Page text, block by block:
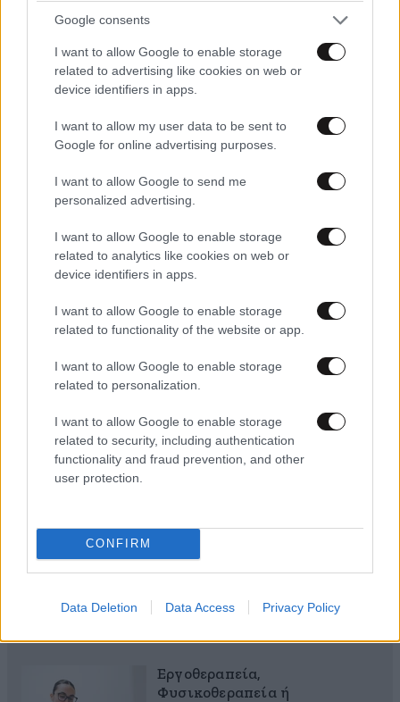
Google consents
I want to allow Google to enable storage
related to advertising like cookies on web or
device identifiers in apps.
I want to allow my user data to be sent to
Google for online advertising purposes.
I want to allow Google to send me
personalized advertising.
I want to allow Google to enable storage
related to analytics like cookies on web or
device identifiers in apps.
I want to allow Google to enable storage
related to functionality of the website or app.
I want to allow Google to enable storage
related to personalization.
I want to allow Google to enable storage
related to security, including authentication
functionality and fraud prevention, and other
user protection.
CONFIRM
Data Deletion Data Access Privacy Policy
Το φαραωνικών διαστάσεων κτίριο που χτίζει ο
Έλον Μασκ λέγεται Terafab και θα κοστίσει 16,8
MARKET NEWS
Εργοθεραπεία,
Φυσικοθεραπεία ή